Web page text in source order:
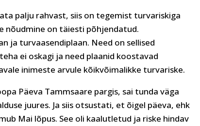
palju rahvast, siis on tegemist turvariskiga
nõudmine on täiesti põhjendatud.
ja turvaasendiplaan. Need on sellised
ei oskagi ja need plaanid koostavad
inimeste arvule kõikvõimalikke turvariske.
Päeva Tammsaare pargis, sai tunda väga
juures. Ja siis otsustati, et õigel päeva, ehk
Mai lõpus. See oli kaalutletud ja riske hindav